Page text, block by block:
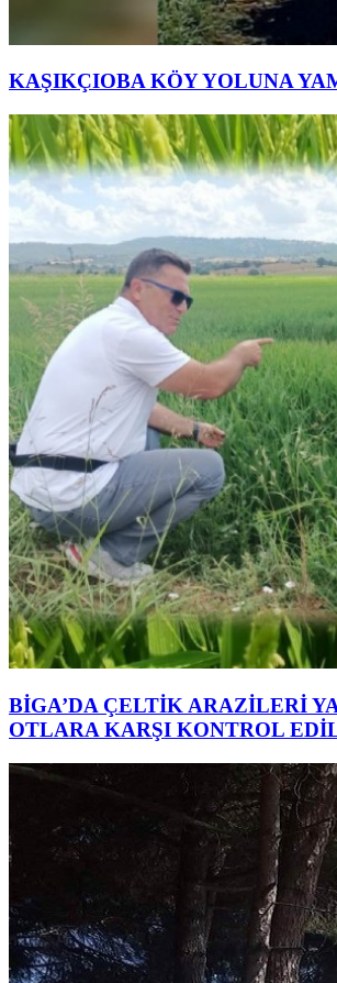
KAŞIKÇIOBA KÖY YOLUNA
BİGA’DA ÇELTİK ARAZİLERİ
OTLARA KARŞI KONTROL